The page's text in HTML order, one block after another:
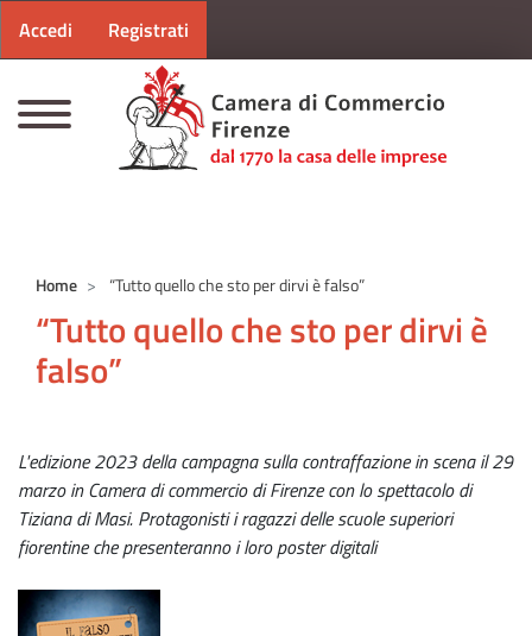
Menu profilo utente
Accedi Registrati
Home “Tutto quello che sto per dirvi è falso”
“Tutto quello che sto per dirvi è
falso”
L'edizione 2023 della campagna sulla contraffazione in scena il 29
marzo in Camera di commercio di Firenze con lo spettacolo di
Tiziana di Masi. Protagonisti i ragazzi delle scuole superiori
fiorentine che presenteranno i loro poster digitali